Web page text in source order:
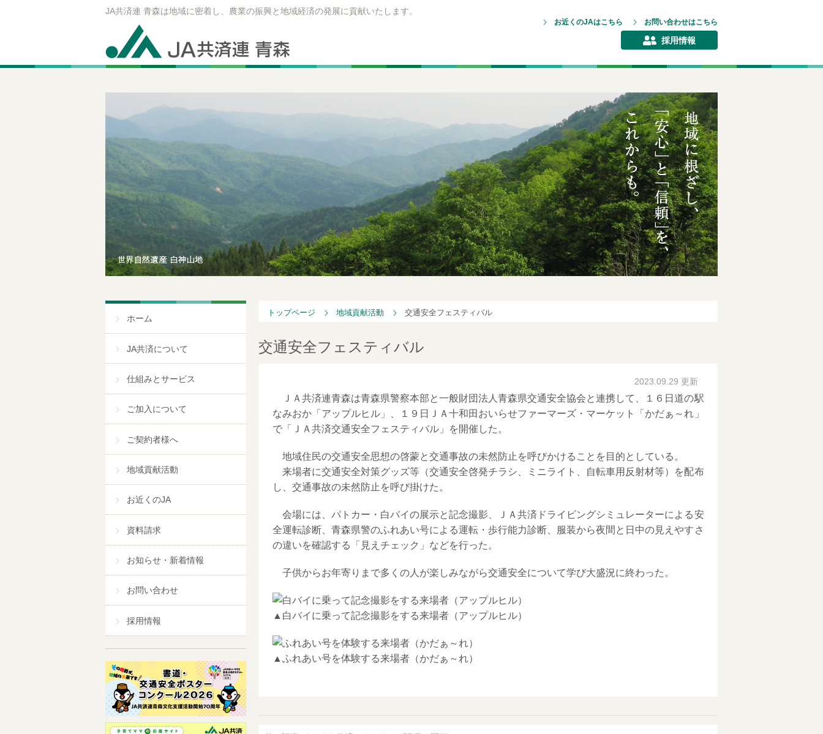
JA共済連 青森は地域に密着し、農業の振興と地域経済の発展に貢献いたします。
お近くのJAはこちら お問い合わせはこちら
採用情報
ホーム
JA共済について
仕組みとサービス
ご加入について
ご契約者様へ
地域貢献活動
お近くのJA
資料請求
お知らせ・新着情報
お問い合わせ
採用情報
トップページ 地域貢献活動 交通安全フェスティバル
交通安全フェスティバル
2023.09.29 更新
ＪＡ共済連青森は青森県警察本部と一般財団法人青森県交通安全協会と連携して、１６日道の駅
なみおか「アップルヒル」、１９日ＪＡ十和田おいらせファーマーズ・マーケット「かだぁ～れ」
で「ＪＡ共済交通安全フェスティバル」を開催した。
地域住民の交通安全思想の啓蒙と交通事故の未然防止を呼びかけることを目的としている。
来場者に交通安全対策グッズ等（交通安全啓発チラシ、ミニライト、自転車用反射材等）を配布
し、交通事故の未然防止を呼び掛けた。
会場には、パトカー・白バイの展示と記念撮影、ＪＡ共済ドライビングシミュレーターによる安
全運転診断、青森県警のふれあい号による運転・歩行能力診断、服装から夜間と日中の見えやすさ
の違いを確認する「見えチェック」などを行った。
子供からお年寄りまで多くの人が楽しみながら交通安全について学び大盛況に終わった。
▲白バイに乗って記念撮影をする来場者（アップルヒル）
▲ふれあい号を体験する来場者（かだぁ～れ）